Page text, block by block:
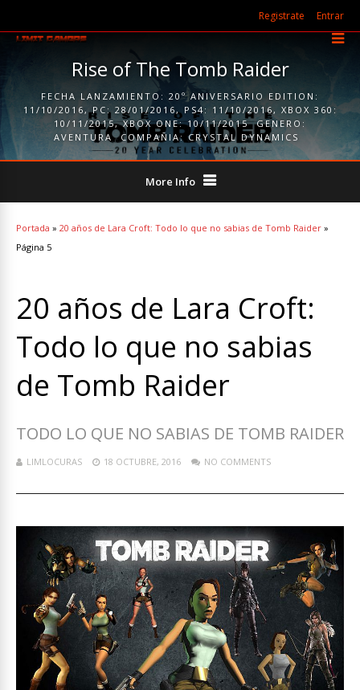
Registrate Entrar
Rise of The Tomb Raider
FECHA LANZAMIENTO: 20º ANIVERSARIO EDITION:
11/10/2016,PC: 28/01/2016, PS4: 11/10/2016, XBOX 360:
10/11/2015,XBOX ONE: 10/11/2015
GENERO:
AVENTURA
COMPAÑIA:CRYSTAL DYNAMICS
More Info
Portada » 20 años de Lara Croft: Todo lo que no sabias de Tomb Raider »
Página 5
20 años de Lara Croft:
Todo lo que no sabias
de Tomb Raider
TODO LO QUE NO SABIAS DE TOMB RAIDER
LIMLOCURAS 18 OCTUBRE, 2016 NO COMMENTS